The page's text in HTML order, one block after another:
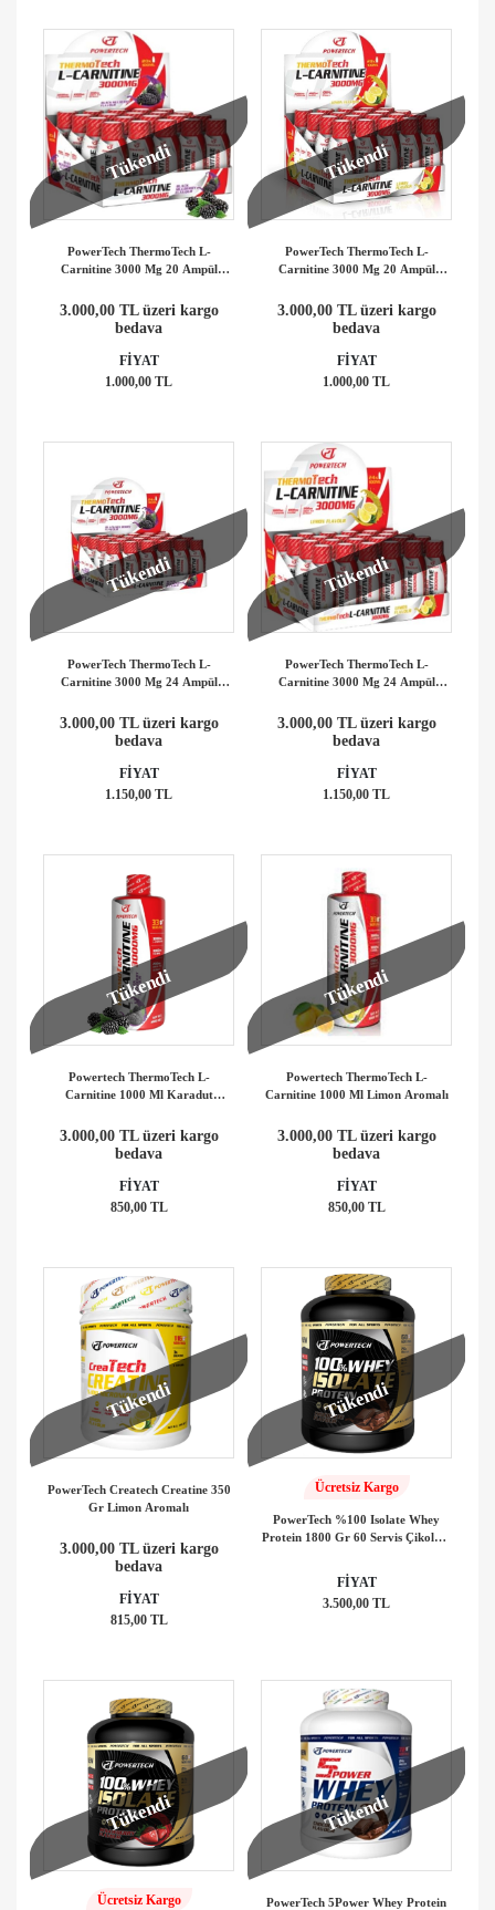
Tükendi
PowerTech ThermoTech L-
Carnitine 3000 Mg 20 Ampül
3.000,00 TL üzeri kargo
bedava
FİYAT
1.000,00 TL
Tükendi
PowerTech ThermoTech L-
Carnitine 3000 Mg 20 Ampül
3.000,00 TL üzeri kargo
bedava
FİYAT
1.000,00 TL
Tükendi
PowerTech ThermoTech L-
Carnitine 3000 Mg 24 Ampül
3.000,00 TL üzeri kargo
bedava
FİYAT
1.150,00 TL
Tükendi
PowerTech ThermoTech L-
Carnitine 3000 Mg 24 Ampül
3.000,00 TL üzeri kargo
bedava
FİYAT
1.150,00 TL
Tükendi
Powertech ThermoTech L-
Carnitine 1000 Ml Karadut
3.000,00 TL üzeri kargo
bedava
FİYAT
850,00 TL
Tükendi
Powertech ThermoTech L-
Carnitine 1000 Ml Limon Aromalı
3.000,00 TL üzeri kargo
bedava
FİYAT
850,00 TL
Tükendi
PowerTech Createch Creatine 350
Gr Limon Aromalı
3.000,00 TL üzeri kargo
bedava
FİYAT
815,00 TL
Tükendi
Ücretsiz Kargo
PowerTech %100 Isolate Whey
Protein 1800 Gr 60 Servis Çikolata
FİYAT
3.500,00 TL
Tükendi
Ücretsiz Kargo
Tükendi
PowerTech 5Power Whey Protein